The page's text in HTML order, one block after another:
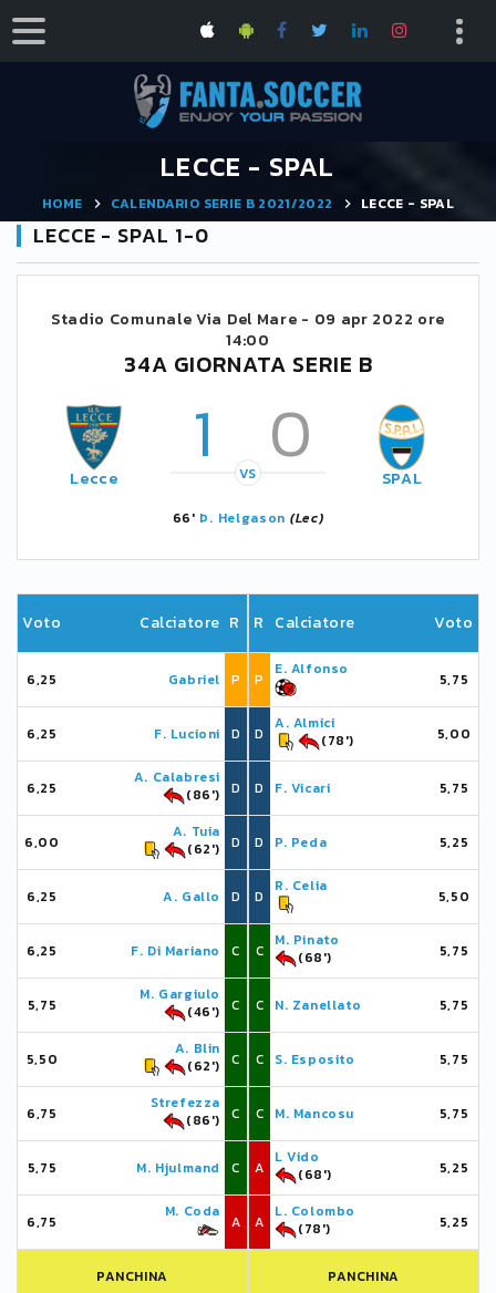
LECCE - SPAL
HOME CALENDARIO SERIE B 2021/2022 LECCE - SPAL
LECCE - SPAL 1-0
Stadio Comunale Via Del Mare - 09 apr 2022 ore
14:00
34A GIORNATA SERIE B
Lecce 1 0
VS SPAL
66' Þ. Helgason (Lec)
Voto Calciatore R
6,25 Gabriel P
6,25 F. Lucioni D
6,25
A. Calabresi
(86')
D
6,00
A. Tuia
(62')
D
6,25 A. Gallo D
6,25 F. Di Mariano C
5,75
M. Gargiulo
(46')
C
5,50
A. Blin
(62')
C
6,75
Strefezza
(86')
C
5,75 M. Hjulmand C
6,75
M. Coda
A
PANCHINA
R Calciatore Voto
P
E. Alfonso
5,75
D
A. Almici
(78')
5,00
D F. Vicari 5,75
D P. Peda 5,25
D
R. Celia
5,50
C
M. Pinato
(68')
5,75
C N. Zanellato 5,75
C S. Esposito 5,75
C M. Mancosu 5,75
A
L Vido
(68')
5,25
A
L. Colombo
(78')
5,25
PANCHINA